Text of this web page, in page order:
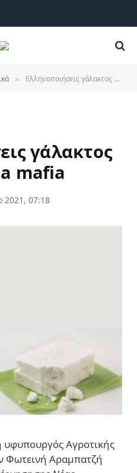
» Eλληνοποιήσεις γάλακτος και φέτας, a la mafia
γάλακτος
mafia
2021, 07:18
Αγροτικής
Φωτεινή Αραμπατζή